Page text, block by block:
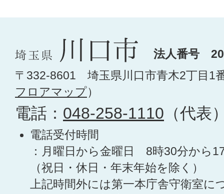
法人番号
〒332-8601 埼玉県川口市青木2丁目1
フロアマップ）
電話： 048-258-1110 （代表
電話受付時間
：月曜日から金曜日 8時30分から
（祝日・休日・年末年始を除く）
上記時間外には第一本庁舎守衛室に